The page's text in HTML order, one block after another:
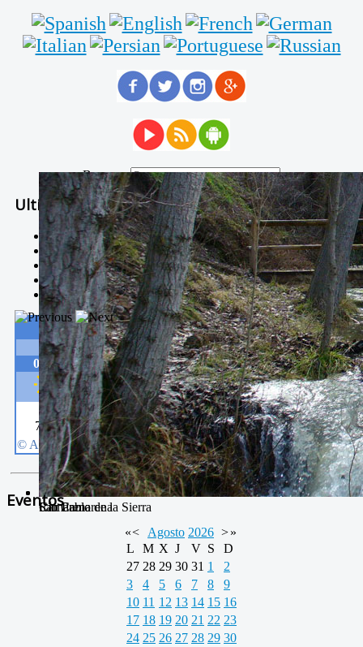
Buscar...
Camarena de la Sierra
San Pablo
Río Camarena
Ultimas Noticias
Solidaria carrera - 7 TÉRMINOS XTREM
Temporal de Febrero
Nevada Enero 2018
La estación de esquí de Javalambre abrirán este sábado
Larga vida a las escuelas
Eventos
«< Agosto 2026 >»
L
M X J V S
D
27 28 29 30 31 1
2
3
4 5 6 7 8
9
10 11 12 13 14 15 16
17 18 19 20 21 22 23
24 25 26 27 28 29 30